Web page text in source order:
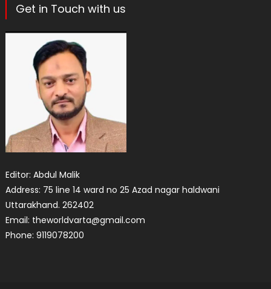
Get in Touch with us
Editor: Abdul Malik
Address: 75 line 14 ward no 25 Azad nagar haldwani
Uttarakhand. 262402
Email: theworldvarta@gmail.com
Phone: 9119078200